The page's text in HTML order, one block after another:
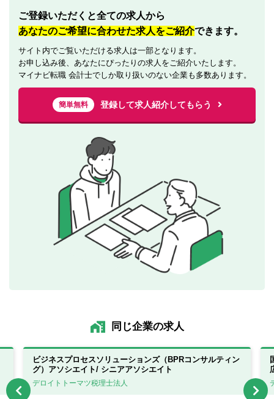
ご登録いただくと全ての求人から
あなたのご希望に合わせた求人をご紹介できます。
サイト内でご覧いただける求人は一部となります。
お申し込み後、あなたにぴったりの求人をご紹介いたします。
マイナビ転職 会計士でしか取り扱いのない企業も多数あります。
簡単無料 登録して求人紹介してもらう
同じ企業の求人
ビジネスプロセスソリューションズ（BPRコンサルティン
グ）アソシエイト/ シニアアソシエイト
デロイトトーマツ税理士法人